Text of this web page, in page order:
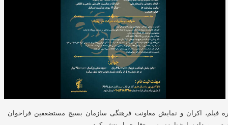
فیلم، اکران و نمایش معاونت فرهنگی سازمان بسیج مستضعفین فراخوان